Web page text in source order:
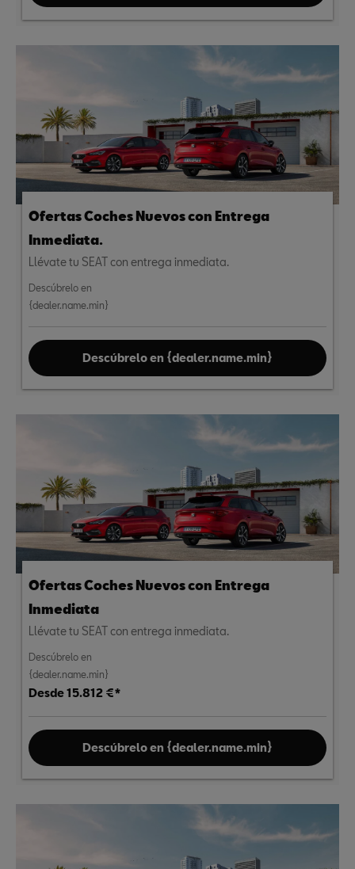
Ofertas Coches Nuevos con Entrega
Inmediata.
Llévate tu SEAT con entrega inmediata.
Descúbrelo en
{dealer.name.min}
Descúbrelo en {dealer.name.min}
Ofertas Coches Nuevos con Entrega
Inmediata
Llévate tu SEAT con entrega inmediata.
Descúbrelo en
{dealer.name.min}
Desde 15.812 €*
Descúbrelo en {dealer.name.min}